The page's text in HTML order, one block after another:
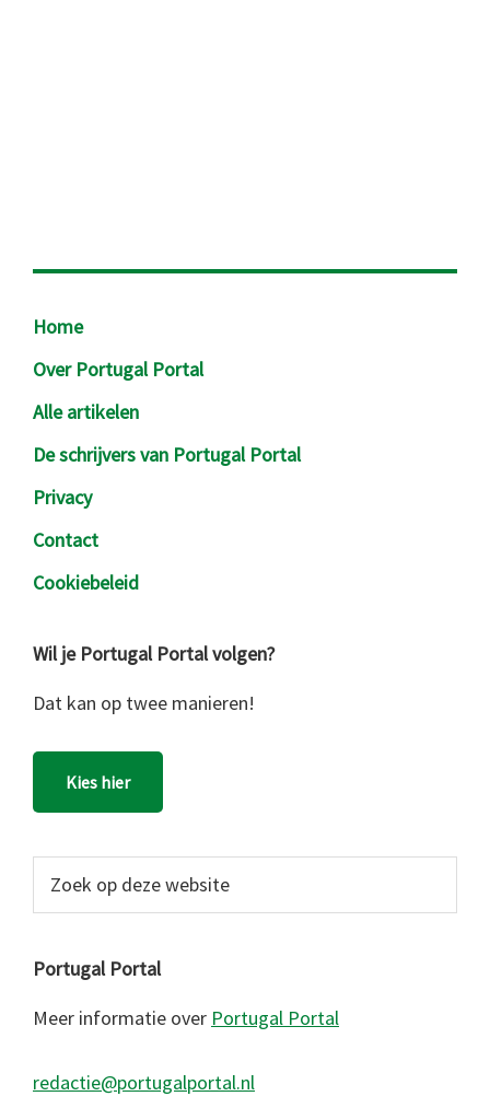
Footer
Home
Over Portugal Portal
Alle artikelen
De schrijvers van Portugal Portal
Privacy
Contact
Cookiebeleid
Wil je Portugal Portal volgen?
Dat kan op twee manieren!
Kies hier
website
Portugal Portal
Meer informatie over Portugal Portal
redactie@portugalportal.nl